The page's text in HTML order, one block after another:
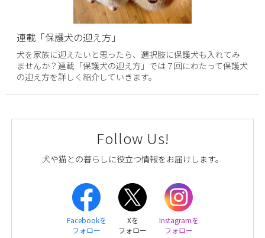
連載「保護犬の迎え方」
犬を家族に迎えたいと思ったら、選択肢に保護犬も入れてみ
ませんか？連載「保護犬の迎え方」では７回にわたって保護犬
の迎え方を詳しく紹介していきます。
Follow Us!
犬や猫との暮らしに役立つ情報をお届けします。
Facebookを
フォロー
Xを
フォロー
Instagramを
フォロー